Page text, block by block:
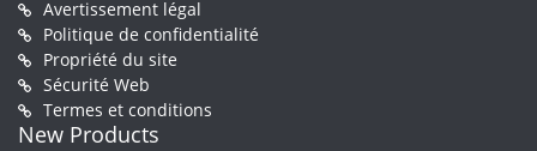
Avertissement légal
Politique de confidentialité
Propriété du site
Sécurité Web
Termes et conditions
New Products